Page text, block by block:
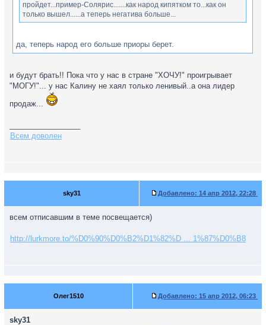
пройдет...пример-Солярис.......как народ кипятком то...как он
только вышел......а теперь негатива больше...
да, теперь народ его больше приоры берет.
и будут брать!! Пока что у нас в стране "ХОЧУ!" проигрывает
"МОГУ!"... у нас Калину не хаял только ленивый..а она лидер
продаж...
Всем доволен
sky31 Добавлено: 14 апр 2012, 22:28
всем отписавшим в теме посвещается)
http://lurkmore.to/%D0%90%D0%B2%D1%82%D ... 1%87%D0%B8
Олег1510 Добавлено: 15 апр 2012, 06:23
sky31